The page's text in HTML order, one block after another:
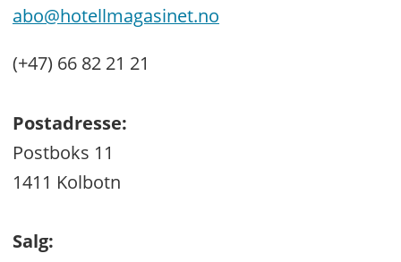
abo@hotellmagasinet.no
(+47) 66 82 21 21
Postadresse:
Postboks 11
1411 Kolbotn
Salg: